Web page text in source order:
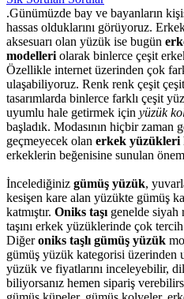
.Günümüzde bay ve bayanların
hassas olduklarını görüyoruz.
aksesuarı olan yüzük ise bugün
modelleri olarak binlerce çeşit
Özellikle internet üzerinden çok
ulaşabiliyoruz. Renk renk çeşit
tasarımlarda binlerce farklı çeşit
uyumlu hale getirmek için yüzük
başladık. Modasının hiçbir zaman
geçmeyecek olan erkek yüzükleri
erkeklerin beğenisine sunulan
İncelediğiniz gümüş yüzük,
kesişen kare alan yüzükte gümüş
katmıştır. Oniks taşı genelde siyah
taşını erkek yüzüklerinde çok
Diğeroniks taşlı gümüş yüzük
gümüş yüzük kategorisi üzerinden
yüzük ve fiyatlarını inceleyebilir,
biliyorsanız hemen sipariş